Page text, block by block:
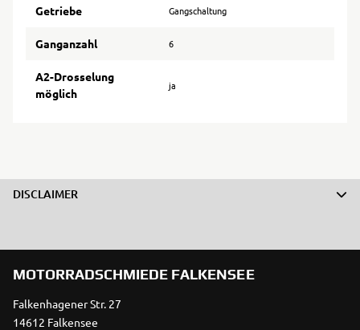
Getriebe Gangschaltung
Ganganzahl 6
A2-Drosselung
möglich
ja
DISCLAIMER
MOTORRADSCHMIEDE FALKENSEE
Falkenhagener Str. 27
14612 Falkensee